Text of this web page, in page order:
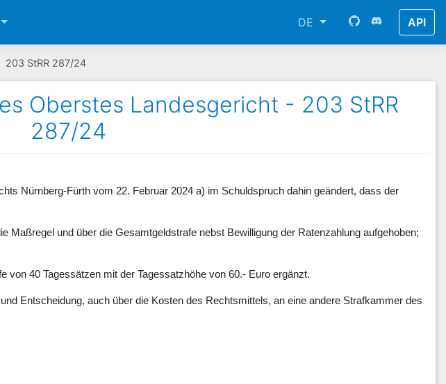
DE API
203 StRR 287/24
Oberstes Landesgericht - 203 StRR
287/24
Nürnberg-Fürth vom 22. Februar 2024 a) im Schuldspruch dahin geändert, dass der
Maßregel und über die Gesamtgeldstrafe nebst Bewilligung der Ratenzahlung aufgehoben;
40 Tagessätzen mit der Tagessatzhöhe von 60.- Euro ergänzt.
Entscheidung, auch über die Kosten des Rechtsmittels, an eine andere Strafkammer des